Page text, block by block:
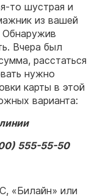
то шустрая и
из вашей
Обнаружив
Вчера был
расстаться
нужно
карты в этой
варианта:
555-55-50
«Билайн» или